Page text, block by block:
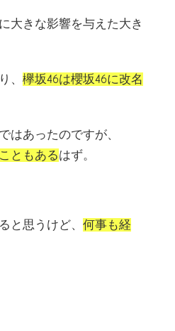
大きな影響を与えた大き
、 欅坂46は櫻坂46に改名
はあったのですが、
ともあるはず。
と思うけど、 何事も経